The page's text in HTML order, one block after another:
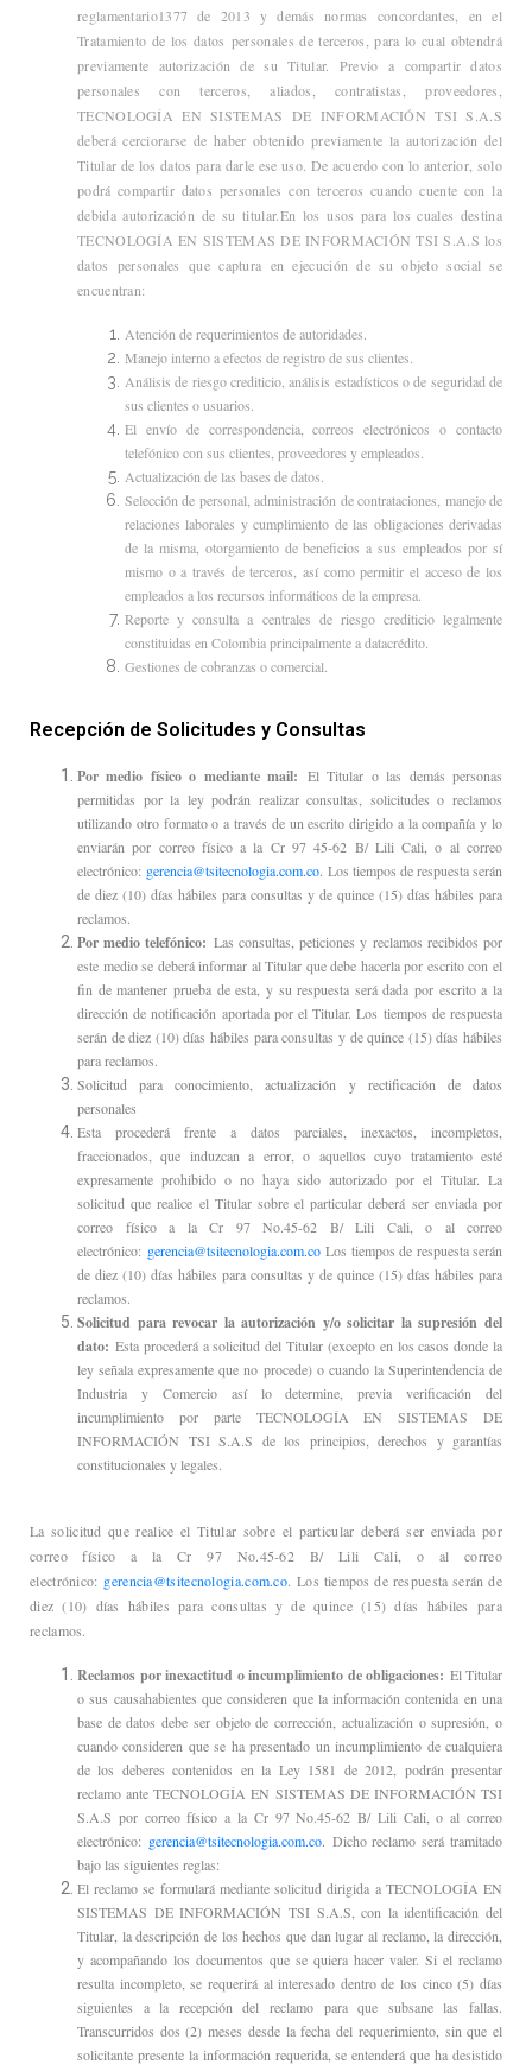
reglamentario1377 de 2013 y demás normas concordantes, en el
Tratamiento de los datos personales de terceros, para lo cual obtendrá
previamente autorización de su Titular. Previo a compartir datos
personales con terceros, aliados, contratistas, proveedores,
TECNOLOGÍA EN SISTEMAS DE INFORMACIÓN TSI S.A.S
deberá cerciorarse de haber obtenido previamente la autorización del
Titular de los datos para darle ese uso. De acuerdo con lo anterior, solo
podrá compartir datos personales con terceros cuando cuente con la
debida autorización de su titular.En los usos para los cuales destina
TECNOLOGÍA EN SISTEMAS DE INFORMACIÓN TSI S.A.S los
datos personales que captura en ejecución de su objeto social se
encuentran:
Atención de requerimientos de autoridades.
Manejo interno a efectos de registro de sus clientes.
Análisis de riesgo crediticio, análisis estadísticos o de seguridad de
sus clientes o usuarios.
El envío de correspondencia, correos electrónicos o contacto
telefónico con sus clientes, proveedores y empleados.
Actualización de las bases de datos.
Selección de personal, administración de contrataciones, manejo de
relaciones laborales y cumplimiento de las obligaciones derivadas
de la misma, otorgamiento de beneficios a sus empleados por sí
mismo o a través de terceros, así como permitir el acceso de los
empleados a los recursos informáticos de la empresa.
Reporte y consulta a centrales de riesgo crediticio legalmente
constituidas en Colombia principalmente a datacrédito.
Gestiones de cobranzas o comercial.
Recepción de Solicitudes y Consultas
Por medio físico o mediante mail: El Titular o las demás personas
permitidas por la ley podrán realizar consultas, solicitudes o reclamos
utilizando otro formato o a través de un escrito dirigido a la compañía y lo
enviarán por correo físico a la Cr 97 45-62 B/ Lili Cali, o al correo
electrónico: gerencia@tsitecnologia.com.co. Los tiempos de respuesta serán
de diez (10) días hábiles para consultas y de quince (15) días hábiles para
reclamos.
Por medio telefónico: Las consultas, peticiones y reclamos recibidos por
este medio se deberá informar al Titular que debe hacerla por escrito con el
fin de mantener prueba de esta, y su respuesta será dada por escrito a la
dirección de notificación aportada por el Titular. Los tiempos de respuesta
serán de diez (10) días hábiles para consultas y de quince (15) días hábiles
para reclamos.
Solicitud para conocimiento, actualización y rectificación de datos
personales
Esta procederá frente a datos parciales, inexactos, incompletos,
fraccionados, que induzcan a error, o aquellos cuyo tratamiento esté
expresamente prohibido o no haya sido autorizado por el Titular. La
solicitud que realice el Titular sobre el particular deberá ser enviada por
correo físico a la Cr 97 No.45-62 B/ Lili Cali, o al correo
electrónico: gerencia@tsitecnologia.com.co Los tiempos de respuesta serán
de diez (10) días hábiles para consultas y de quince (15) días hábiles para
reclamos.
Solicitud para revocar la autorización y/o solicitar la supresión del
dato: Esta procederá a solicitud del Titular (excepto en los casos donde la
ley señala expresamente que no procede) o cuando la Superintendencia de
Industria y Comercio así lo determine, previa verificación del
incumplimiento por parte TECNOLOGÍA EN SISTEMAS DE
INFORMACIÓN TSI S.A.S de los principios, derechos y garantías
constitucionales y legales.
La solicitud que realice el Titular sobre el particular deberá ser enviada por
correo físico a la Cr 97 No.45-62 B/ Lili Cali, o al correo
electrónico: gerencia@tsitecnologia.com.co.Los tiempos de respuesta serán de
diez (10) días hábiles para consultas y de quince (15) días hábiles para
reclamos.
Reclamos por inexactitud o incumplimiento de obligaciones: El Titular
o sus causahabientes que consideren que la información contenida en una
base de datos debe ser objeto de corrección, actualización o supresión, o
cuando consideren que se ha presentado un incumplimiento de cualquiera
de los deberes contenidos en la Ley 1581 de 2012, podrán presentar
reclamo ante TECNOLOGÍA EN SISTEMAS DE INFORMACIÓN TSI
S.A.S por correo físico a la Cr 97 No.45-62 B/ Lili Cali, o al correo
electrónico: gerencia@tsitecnologia.com.co. Dicho reclamo será tramitado
bajo las siguientes reglas:
El reclamo se formulará mediante solicitud dirigida a TECNOLOGÍA EN
SISTEMAS DE INFORMACIÓN TSI S.A.S, con la identificación del
Titular, la descripción de los hechos que dan lugar al reclamo, la dirección,
y acompañando los documentos que se quiera hacer valer. Si el reclamo
resulta incompleto, se requerirá al interesado dentro de los cinco (5) días
siguientes a la recepción del reclamo para que subsane las fallas.
Transcurridos dos (2) meses desde la fecha del requerimiento, sin que el
solicitante presente la información requerida, se entenderá que ha desistido